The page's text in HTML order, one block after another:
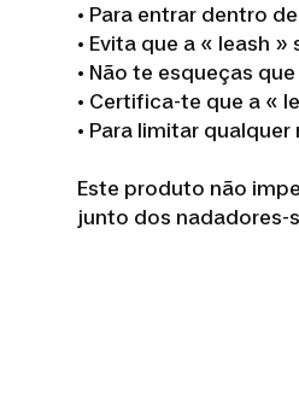
• Para entrar dentro
• Evita que a « leash
• Não te esqueças
• Certifica-te que a «
• Para limitar
Este produto não
junto dos nadadores-